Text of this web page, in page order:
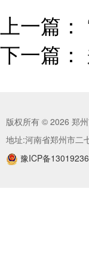
上一篇：
下一篇：
版权所有 © 2026 郑
地址:河南省郑州市
豫ICP备